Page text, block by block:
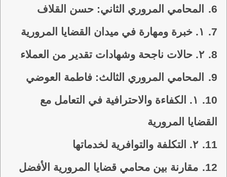
6.
المحامي المروري الثاني: حسن القلاف
7.
١. خبرة ومهارة في ميدان القضايا المرورية
8.
٢. حالات ناجحة وشهادات تقدير من العملاء
9.
المحامي المروري الثالث: فاطمة العوضي
10.
١. الكفاءة والاحترافية في التعامل مع
القضايا المرورية
11.
٢. التكلفة والتوافرية لخدماتها
12.
مقارنة بين محامي قضايا المرورية الأفضل